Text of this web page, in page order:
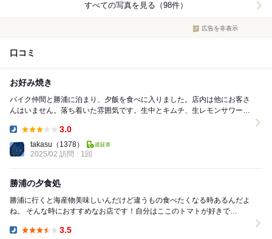
すべての写真を見る（98件）
広告を非表示
口コミ
お好み焼き
バイク仲間と勝浦に泊まり、夕飯を食べに入りました。店内は他にお客さ
んはいません。落ち着いた雰囲気です。生中とキムチ、生レモンサワー、
3.0
takasu （1378）
2025/02 訪問
1回
勝浦の夕食処
勝浦に行くと海産物美味しいんだけど違うもの食べたくなる時あるんだよ
ね。 そんな時におすすめなお店です！自分はここのトマトが好きで
3.5